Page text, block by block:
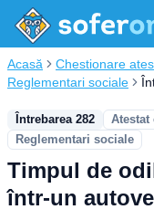
Acasă Chestionare
Reglementari sociale
Întrebarea 282
Atestat
Reglementari sociale
Timpul de
într-un